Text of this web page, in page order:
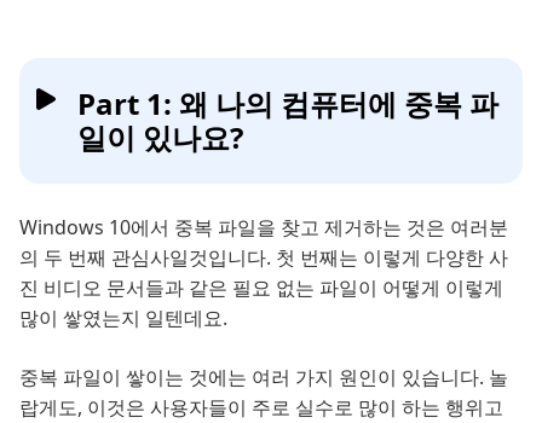
Part 1: 왜 나의 컴퓨터에 중복 파
일이 있나요?
Windows 10에서 중복 파일을 찾고 제거하는 것은 여러분
의 두 번째 관심사일것입니다. 첫 번째는 이렇게 다양한 사
진 비디오 문서들과 같은 필요 없는 파일이 어떻게 이렇게
많이 쌓였는지 일텐데요.
중복 파일이 쌓이는 것에는 여러 가지 원인이 있습니다. 놀
랍게도, 이것은 사용자들이 주로 실수로 많이 하는 행위고